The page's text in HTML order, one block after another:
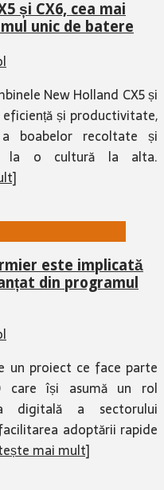
și CX6, cea mai
unic de batere
New Holland CX5 și
și productivitate,
boabelor recoltate și
la o cultură la alta.
este implicată
din programul
un proiect ce face parte
care își asumă un rol
digitală a sectorului
adoptării rapide
mai mult]